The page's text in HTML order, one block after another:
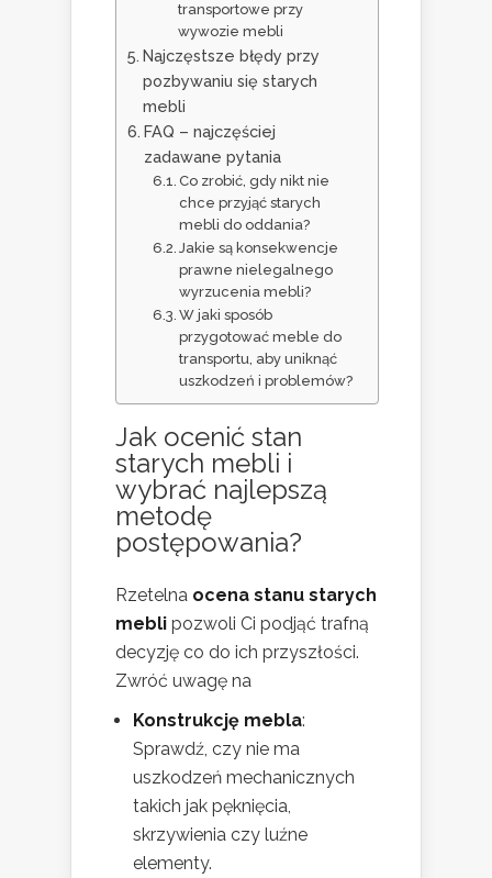
transportowe przy
wywozie mebli
Najczęstsze błędy przy
pozbywaniu się starych
mebli
FAQ – najczęściej
zadawane pytania
Co zrobić, gdy nikt nie
chce przyjąć starych
mebli do oddania?
Jakie są konsekwencje
prawne nielegalnego
wyrzucenia mebli?
W jaki sposób
przygotować meble do
transportu, aby uniknąć
uszkodzeń i problemów?
Jak ocenić stan
starych mebli i
wybrać najlepszą
metodę
postępowania?
Rzetelna ocena stanu starych
mebli pozwoli Ci podjąć trafną
decyzję co do ich przyszłości.
Zwróć uwagę na
Konstrukcję mebla:
Sprawdź, czy nie ma
uszkodzeń mechanicznych
takich jak pęknięcia,
skrzywienia czy luźne
elementy.